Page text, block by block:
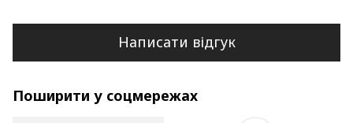
Написати відгук
Поширити у соцмережах